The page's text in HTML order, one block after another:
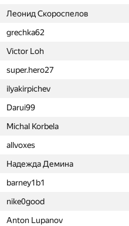
Леонид Скороспелов
grechka62
Victor Loh
super.hero27
ilyakirpichev
Darui99
Michal Korbela
allvoxes
Надежда Демина
barney1b1
nike0good
Anton Lupanov
Ishtirokchi